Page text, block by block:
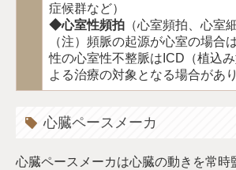
症候群など）
◆心室性頻拍 （心室頻拍、心室
（注）頻脈の起源が心室の場合
性の心室性不整脈はICD（植込
よる治療の対象となる場合があり
心臓ペースメーカ
心臓ペースメーカは心臓の動きを常時